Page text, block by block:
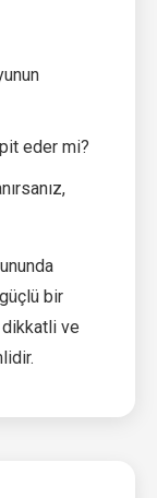
eder mi?
bir
ve